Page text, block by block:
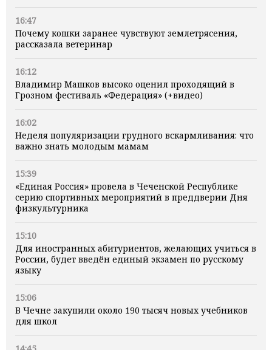
16:47
Почему кошки заранее чувствуют землетрясения,
рассказала ветеринар
16:12
Владимир Машков высоко оценил проходящий в
Грозном фестиваль «Федерация» (+видео)
16:02
Неделя популяризации грудного вскармливания: что
важно знать молодым мамам
15:39
«Единая Россия» провела в Чеченской Республике
серию спортивных мероприятий в преддверии Дня
физкультурника
15:10
Для иностранных абитуриентов, желающих учиться в
России, будет введён единый экзамен по русскому
языку
15:06
В Чечне закупили около 190 тысяч новых учебников
для школ